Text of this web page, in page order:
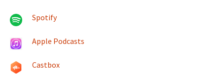
Spotify
Apple Podcasts
Castbox